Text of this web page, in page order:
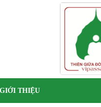
GIỚI THIỆU